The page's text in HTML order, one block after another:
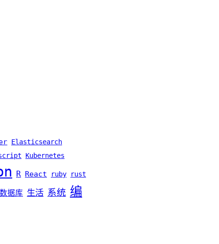
Elasticsearch
Kubernetes
R React ruby rust
数据库 生活 系统 编